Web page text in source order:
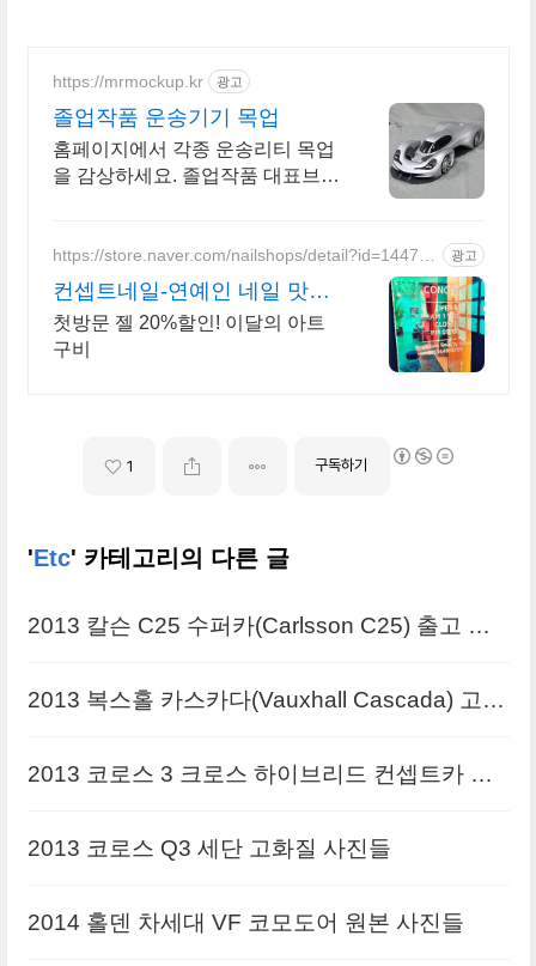
https://mrmockup.kr 광고
졸업작품 운송기기 목업
홈페이지에서 각종 운송리티 목업
을 감상하세요. 졸업작품 대표브랜
https://store.naver.com/nailshops/detail?id=144716
광고
컨셉트네일-연예인 네일 맛집
빠르고 꼼꼼한 시술!
첫방문 젤 20%할인! 이달의 아트
구비
1 구독하기
'Etc' 카테고리의 다른 글
2013 칼슨 C25 수퍼카(Carlsson C25) 출고 큰
2013 복스홀 카스카다(Vauxhall Cascada) 고화
2013 코로스 3 크로스 하이브리드 컨셉트카 원
2013 코로스 Q3 세단 고화질 사진들
2014 홀덴 차세대 VF 코모도어 원본 사진들